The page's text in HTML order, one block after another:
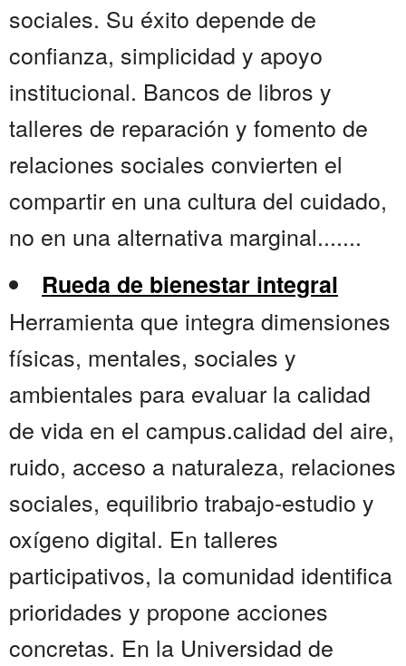
sociales. Su éxito depende de
confianza, simplicidad y apoyo
institucional. Bancos de libros y
talleres de reparación y fomento de
relaciones sociales convierten el
compartir en una cultura del cuidado,
no en una alternativa marginal.......
Rueda de bienestar integral
Herramienta que integra dimensiones
físicas, mentales, sociales y
ambientales para evaluar la calidad
de vida en el campus.calidad del aire,
ruido, acceso a naturaleza, relaciones
sociales, equilibrio trabajo-estudio y
oxígeno digital. En talleres
participativos, la comunidad identifica
prioridades y propone acciones
concretas. En la Universidad de